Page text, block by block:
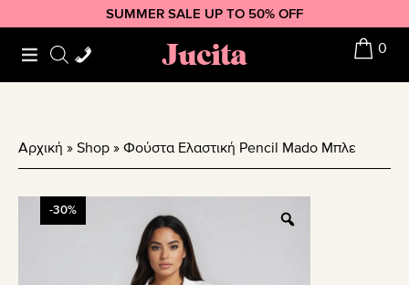
to
primary
to
main
to
footer
SUMMER SALE UP TO 50% OFF
Jucita 0
Αρχική » Shop » Φούστα Ελαστική Pencil Mado Μπλε
-30%